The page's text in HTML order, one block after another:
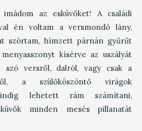
az esküvőket! A családi
én voltam a versmondó lány,
szórtam, hímzett párnán gyűrűt
kísérve az uszályát
szó versről, dalról, vagy csak a
a szülőköszöntő virágok
lehetett rám számítani,
minden mesés pillanatát